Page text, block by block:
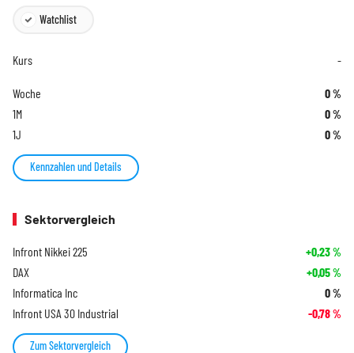
Watchlist
Kurs -
Woche 0%
1M 0%
1J 0%
Kennzahlen und Details
Sektorvergleich
Infront Nikkei 225 +0,23%
DAX +0,05%
Informatica Inc 0%
Infront USA 30 Industrial -0,78%
Zum Sektorvergleich